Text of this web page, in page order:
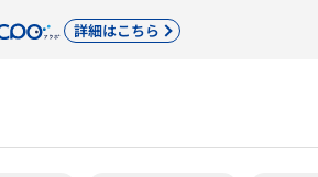
詳細はこちら